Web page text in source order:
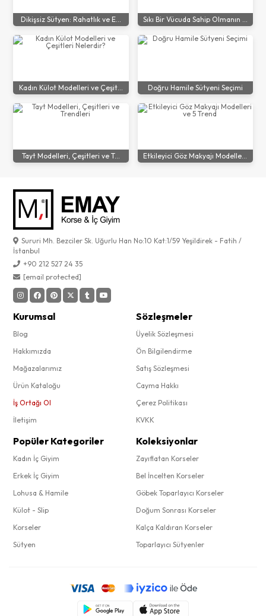
Dikişsiz Sütyen: Rahatlık ve E... Sıkı Bir Vücuda Sahip Olmanın ...
Kadın Külot Modelleri ve Çeşit... Doğru Hamile Sütyeni Seçimi
Tayt Modelleri, Çeşitleri ve T... Etkileyici Göz Makyajı Modelle...
Sururi Mh. Bezciler Sk. Uğurlu Han No:10 Kat:1/59 Yeşildirek - Fatih /
İstanbul
+90 212 527 24 35
[email protected]
Kurumsal
Blog
Hakkımızda
Mağazalarımız
Ürün Kataloğu
İş Ortağı Ol
İletişim
Sözleşmeler
Üyelik Sözleşmesi
Ön Bilgilendirme
Satış Sözleşmesi
Cayma Hakkı
Çerez Politikası
KVKK
Popüler Kategoriler
Kadın İç Giyim
Erkek İç Giyim
Lohusa & Hamile
Külot - Slip
Korseler
Sütyen
Koleksiyonlar
Zayıflatan Korseler
Bel İncelten Korseler
Göbek Toparlayıcı Korseler
Doğum Sonrası Korseler
Kalça Kaldıran Korseler
Toparlayıcı Sütyenler